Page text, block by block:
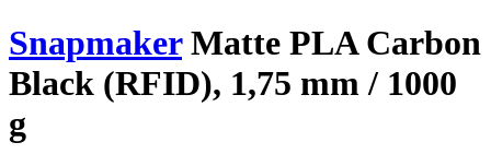
SnapmakerMatte PLA Carbon
Black (RFID), 1,75 mm / 1000
g